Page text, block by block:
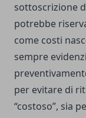
sottoscrizione
potrebbe
come costi
sempre
per evitare di
“costoso”, sia